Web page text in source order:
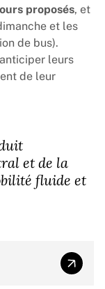
proposés, et
et les
de bus).
leurs
de leur
et de la
fluide et